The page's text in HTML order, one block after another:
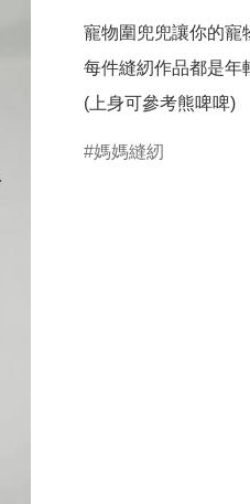
寵物圍兜兜讓你的寵
每件縫紉作品都是年
(上身可參考熊啤啤)
媽媽縫紉